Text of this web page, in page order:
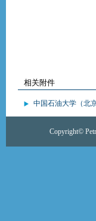
相关附件
中国石油大学（北
Copyright©